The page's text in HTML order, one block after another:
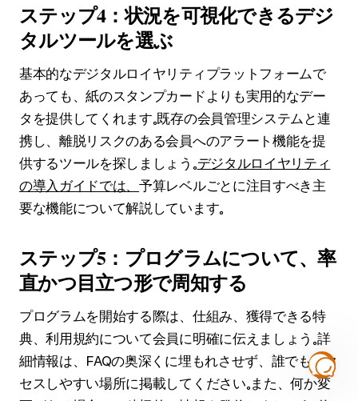
ステップ4：状況を可視化できるデジ
タルツールを選ぶ
基本的なデジタルロイヤリティプラットフォームで
あっても、紙のスタンプカードよりも実用的なデー
タを提供してくれます。既存の会員管理システムと連
携し、離脱リスクのある会員へのアラート機能を提
供するツールを探しましょう。デジタルロイヤリティ
の導入ガイドでは、予算レベルごとに注目すべき主
要な機能について解説しています。
ステップ5：プログラムについて、率
直かつ目立つ形で周知する
プログラムを開始する際は、仕組み、獲得できる特
典、利用規約について会員に明確に伝えましょう。詳
細情報は、FAQの奥深くに埋もれさせず、誰でもアク
セスしやすい場所に掲載してください。また、何か変